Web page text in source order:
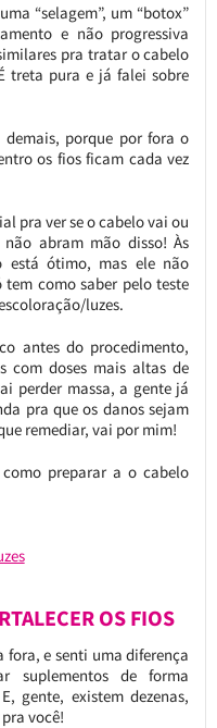
“selagem”, um “botox”
e não progressiva
pra tratar o cabelo
treta pura e já falei sobre
demais, porque por fora o
os fios ficam cada vez
pra ver se o cabelo vai ou
abram mão disso! Às
está ótimo, mas ele não
como saber pelo teste
luzes.
antes do procedimento,
com doses mais altas de
perder massa, a gente já
pra que os danos sejam
remediar, vai por mim!
preparar a o cabelo
OS FIOS
e senti uma diferença
suplementos de forma
gente, existem dezenas,
você!